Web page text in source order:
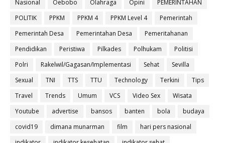
Nasional
Oebobo Olahraga Opini
PEMERINTAHAN
POLITIK
PPKM PPKM 4 PPKM Level 4
Pemerintah
Pemerintah Desa
Pemerintahan Desa
Pemeritahanan
Pendidikan
Peristiwa Pilkades Polhukam
Politisi
Polri
Rakelwil/Gagasan/Implementasi Sehat
Sevilla
Sexual
TNI TTS TTU Technology Terkini
Tips
Travel
Trends Umum VCS Video Sex
Wisata
Youtube
advertise bansos banten bola
budaya
covid19
dimana munarman film
hari pers nasional